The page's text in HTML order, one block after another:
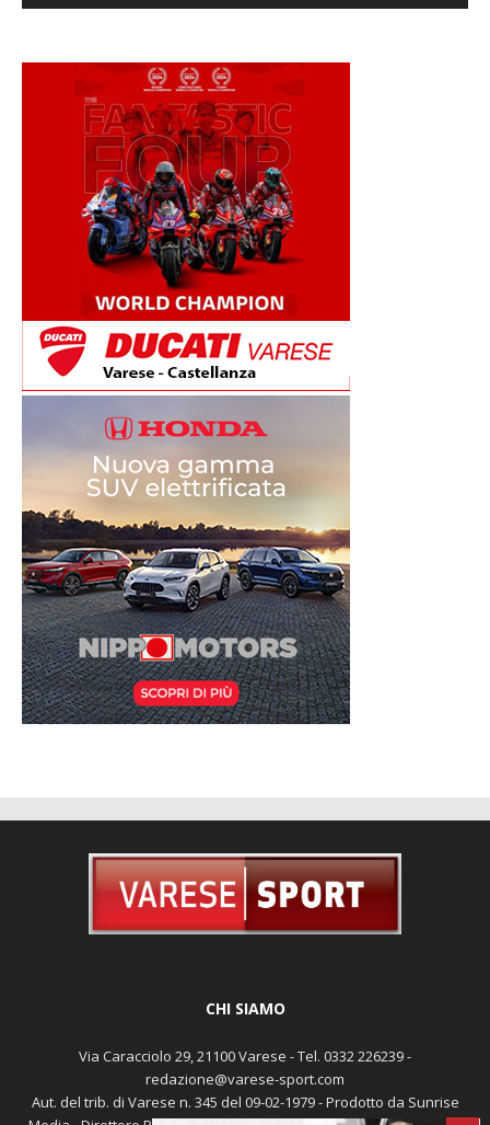
CHI SIAMO
Via Caracciolo 29, 21100 Varese - Tel. 0332 226239 -
redazione@varese-sport.com
Aut. del trib. di Varese n. 345 del 09-02-1979 - Prodotto da Sunrise